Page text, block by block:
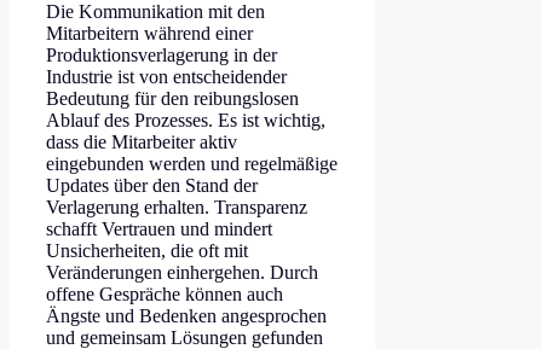
Die Kommunikation mit den
Mitarbeitern während einer
Produktionsverlagerung in der
Industrie ist von entscheidender
Bedeutung für den reibungslosen
Ablauf des Prozesses. Es ist wichtig,
dass die Mitarbeiter aktiv
eingebunden werden und regelmäßige
Updates über den Stand der
Verlagerung erhalten. Transparenz
schafft Vertrauen und mindert
Unsicherheiten, die oft mit
Veränderungen einhergehen. Durch
offene Gespräche können auch
Ängste und Bedenken angesprochen
und gemeinsam Lösungen gefunden